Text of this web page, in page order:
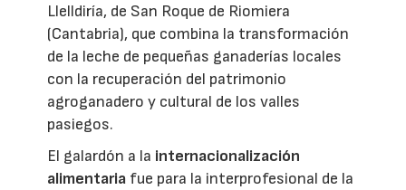
Llelldiría, de San Roque de Riomiera
(Cantabria), que combina la transformación
de la leche de pequeñas ganaderías locales
con la recuperación del patrimonio
agroganadero y cultural de los valles
pasiegos.
El galardón a la internacionalización
alimentaria fue para la interprofesional de la